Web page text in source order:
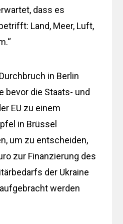
dass es
Land, Meer, Luft,
in Berlin
bevor die Staats- und
EU zu einem
in Brüssel
um zu entscheiden,
zur Finanzierung des
der Ukraine
werden